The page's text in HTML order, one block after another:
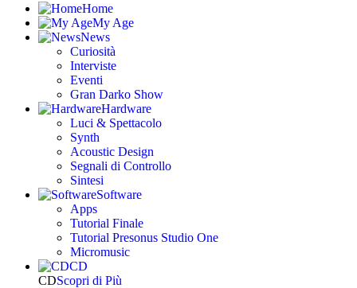
Home
My Age
News
Curiosità
Interviste
Eventi
Gran Darko Show
Hardware
Luci & Spettacolo
Synth
Acoustic Design
Segnali di Controllo
Sintesi
Software
Apps
Tutorial Finale
Tutorial Presonus Studio One
Micromusic
CD
CDScopri di Più